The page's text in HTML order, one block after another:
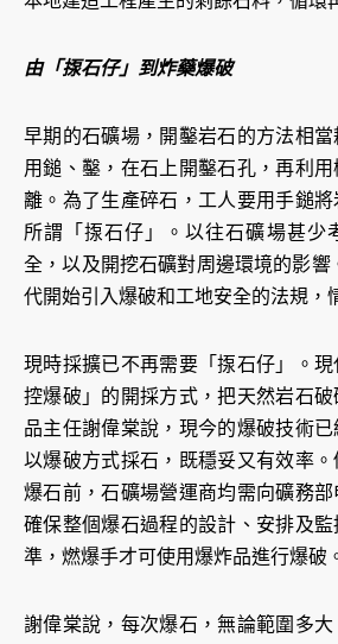
由「揼石仔」到炸藥爆破
早期的石礦場，開鑿岩石的方法相
用鎚、鑿，在石上開鑿石孔，再利
離。為了生產碎石，工人要用手鎚
所謂「揼石仔」。以往石礦場甚少
全，以及開挖石礦對周邊環境的影
代開始引入爆破和工地安全的法規，
現時採擴已不再需要「揼石仔」。
控爆破」的開採方式，把天然岩石
品主任謝偉棠說，現今的爆破技術已
以爆破方式採石，既穩妥又有效率
爆石前，石礦場營運商均需向礦務
確保整個爆石過程的設計、安排及
準，燃爆手才可使用爆炸品進行爆破
謝偉棠說，每次爆石，無論範圍多